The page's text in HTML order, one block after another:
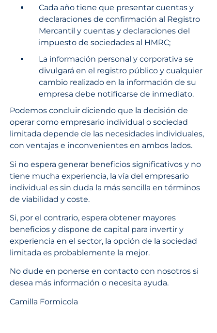
Cada año tiene que presentar cuentas y
declaraciones de confirmación al Registro
Mercantil y cuentas y declaraciones del
impuesto de sociedades al HMRC;
La información personal y corporativa se
divulgará en el registro público y cualquier
cambio realizado en la información de su
empresa debe notificarse de inmediato.
Podemos concluir diciendo que la decisión de
operar como empresario individual o sociedad
limitada depende de las necesidades individuales,
con ventajas e inconvenientes en ambos lados.
Si no espera generar beneficios significativos y no
tiene mucha experiencia, la vía del empresario
individual es sin duda la más sencilla en términos
de viabilidad y coste.
Si, por el contrario, espera obtener mayores
beneficios y dispone de capital para invertir y
experiencia en el sector, la opción de la sociedad
limitada es probablemente la mejor.
No dude en ponerse en contacto con nosotros si
desea más información o necesita ayuda.
Camilla Formicola